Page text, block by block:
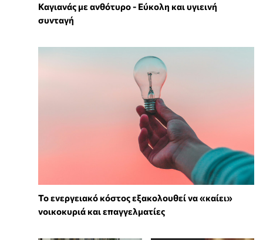
Καγιανάς με ανθότυρο - Εύκολη και υγιεινή
συνταγή
Το ενεργειακό κόστος εξακολουθεί να «καίει»
νοικοκυριά και επαγγελματίες